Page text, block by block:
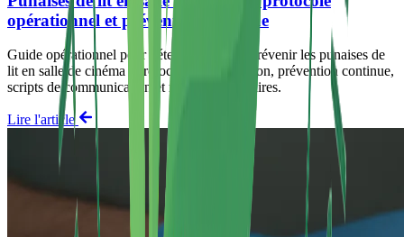
opérationnel et prévention continue
Guide opérationnel pour détecter, traiter et prévenir les punaises de
lit en salle de cinéma : protocole d'intervention, prévention continue,
scripts de communication et repères budgétaires.
Lire l'article